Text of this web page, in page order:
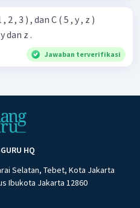
, 3 ) , dan C ( 5 , y , z )
dan z .
Jawaban terverifikasi
HQ
Selatan, Tebet, Kota Jakarta
Ibukota Jakarta 12860